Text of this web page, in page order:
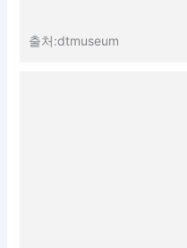
출처:dtmuseum